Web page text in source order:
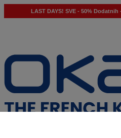
LAST DAYS! SVE - 50% Dodatnih